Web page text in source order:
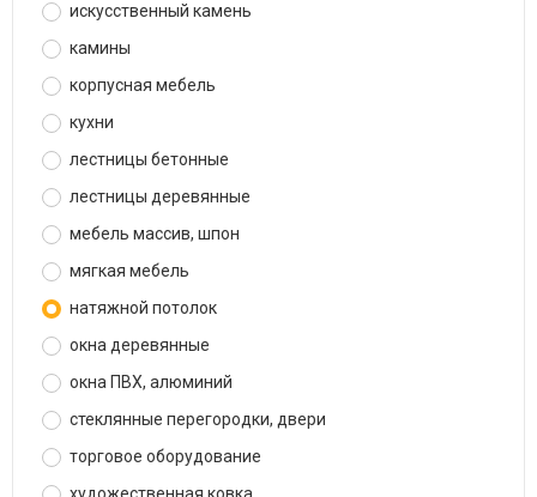
искусственный камень
камины
корпусная мебель
кухни
лестницы бетонные
лестницы деревянные
мебель массив, шпон
мягкая мебель
натяжной потолок
окна деревянные
окна ПВХ, алюминий
стеклянные перегородки, двери
торговое оборудование